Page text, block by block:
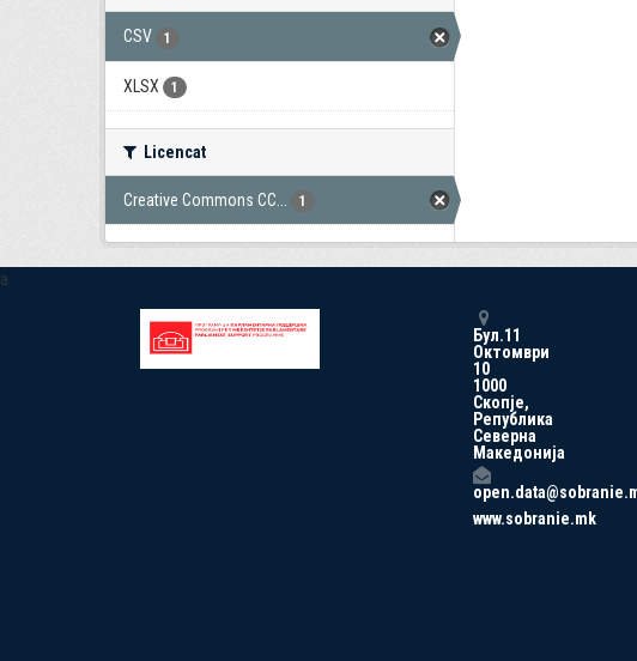
CSV 1
XLSX 1
Licencat
Creative Commons CC... 1
a
Бул.11
Октомври
10
1000
Скопје,
Република
Северна
Македонија
www.sobranie.mk